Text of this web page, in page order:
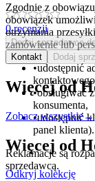
Zgodnie z
obowiązek
otrzymania
zamówienie lub
•udostępnić
•obsługiwać
konsumenta,
•udostępnić
panel klienta).
Reklamacje są
sprzedawcą.
0recenzji
Dodaj sprzedawcę
Kontakt
Dodaj
Więcej od
Zobacz wszystkie→
Więcej od
Odkryj kolekcję